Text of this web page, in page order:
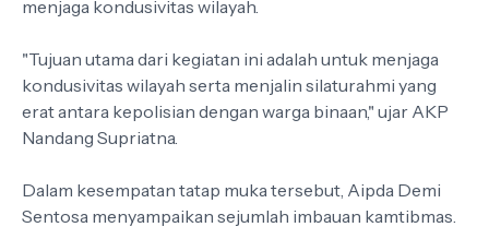
menjaga kondusivitas wilayah.
"Tujuan utama dari kegiatan ini adalah untuk menjaga
kondusivitas wilayah serta menjalin silaturahmi yang
erat antara kepolisian dengan warga binaan," ujar AKP
Nandang Supriatna.
Dalam kesempatan tatap muka tersebut, Aipda Demi
Sentosa menyampaikan sejumlah imbauan kamtibmas.